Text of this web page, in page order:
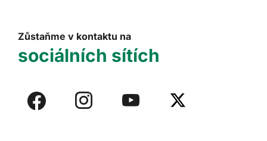
Zůstaňme v kontaktu na
sociálních sítích